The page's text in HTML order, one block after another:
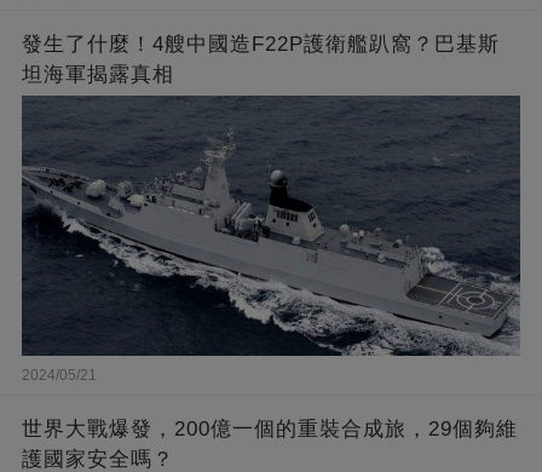
發生了什麼！4艘中國造F22P護衛艦趴窩？巴基斯
坦海軍揭露真相
2024/05/21
世界大戰爆發，200億一個的重裝合成旅，29個夠維
護國家安全嗎？